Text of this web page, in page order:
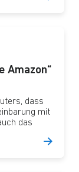
Amazon“
dass
mit
das